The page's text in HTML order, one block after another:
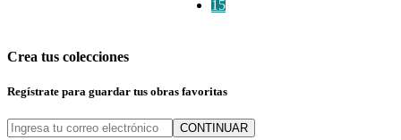
15
Crea tus colecciones
Regístrate para guardar tus obras favoritas
CONTINUAR